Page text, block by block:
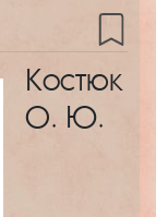
Костюк
О. Ю.